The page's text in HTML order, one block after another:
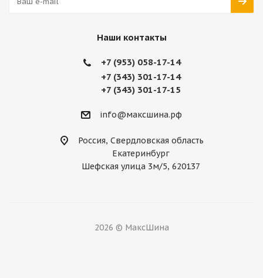
Наши контакты
+7 (953) 058-17-14
+7 (343) 301-17-14
+7 (343) 301-17-15
info@максшина.рф
Россия, Свердловская область
Екатеринбург
Шефская улица 3м/5, 620137
2026 © МаксШина